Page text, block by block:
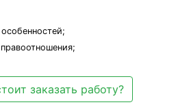
заказать работу?